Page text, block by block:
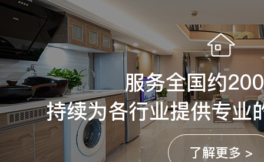
服务全国约
持续为各行业提供专业
了解更多 >